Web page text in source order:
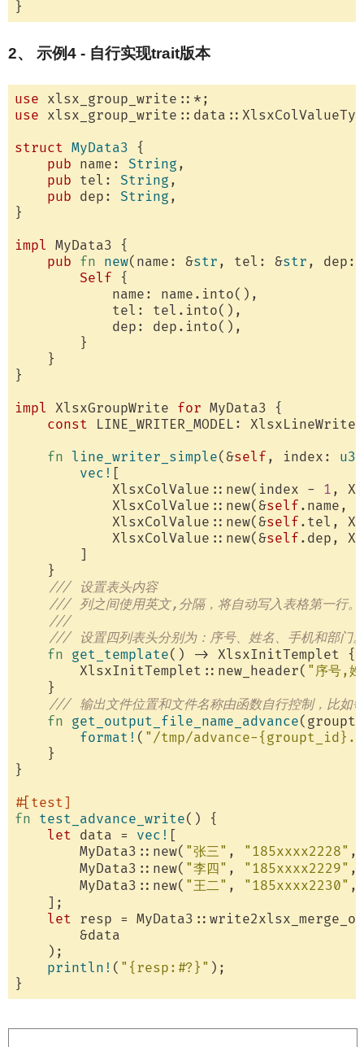
2、 示例4 - 自行实现trait版本
use
use
struct MyData3 {
pub name: String ,
pub tel: String ,
pub dep: String ,
}
impl MyData3 {
pub fn new(name: &str , tel: &str , dep:
Self {
            name: name.into(),
            tel: tel.into(),
            dep: dep.into(),
        }
    }
}
impl XlsxGroupWrite for MyData3 {
const LINE_WRITER_MODEL:
fn line_writer_simple(&self , index: u32
vec! [
            XlsxColValue::new(index -
1 ,
            XlsxColValue::new(&
self .name,
            XlsxColValue::new(&
self .tel,
            XlsxColValue::new(&
self .dep,
        ]
    }
/// 设置表头内容
/// 列之间使用英文,分隔，将自动写入表格第一行。
///
/// 设置四列表头分别为：序号、姓名、手机和部门
fn get_template() -> XlsxInitTemplet {
        XlsxInitTemplet::new_header(
"序号,
    }
/// 输出文件位置和文件名称由函数自行控制，比如
fn get_output_file_name_advance
format! ( "/tmp/advance-
    }
}
#[test]
fn test_advance_write() {
let data = vec! [
        MyData3::new(
"张三" , "185xxxx2228"
        MyData3::new(
"李四" , "185xxxx2229"
        MyData3::new(
"王二" , "185xxxx2230"
    ];
let resp =
        &data
    );
println! ( "{resp:#?}" );